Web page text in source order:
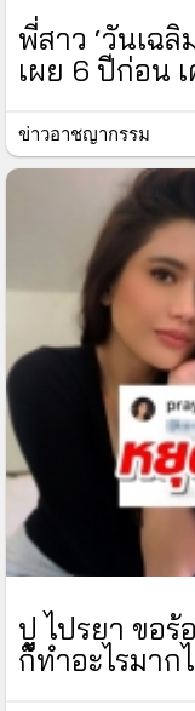
พี่สาว ‘วันเฉ
เผย 6 ปีก่อน
ข่าวอาชญากรรม
ปู ไปรยา ขอร้
ก็ทำอะไรมาก